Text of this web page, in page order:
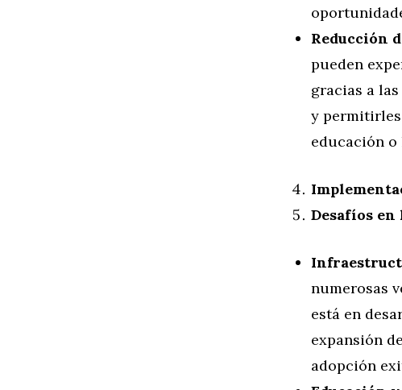
Reducción
pueden
gracias a
y
educación o
Desafíos
numerosas
está en
expansión
adopción